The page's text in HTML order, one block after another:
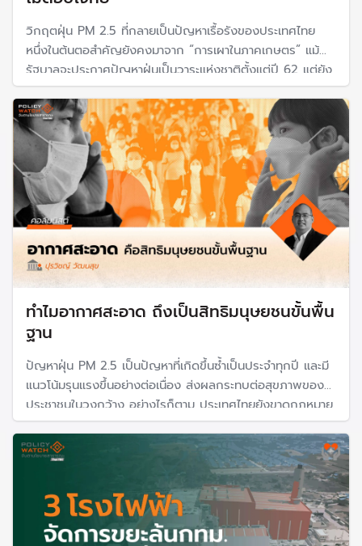
วิกฤตฝุ่น PM 2.5 ที่กลายเป็นปัญหาเรื้อรังของประเทศไทย
หนึ่งในต้นตอสำคัญยังคงมาจาก “การเผาในภาคเกษตร” แม้
รัฐบาลจะประกาศปัญหาฝุ่นเป็นวาระแห่งชาติตั้งแต่ปี 62 แต่ยัง
ไม่สามารถแก้ปัญหาการเผาได้ สถาบันวิจัยเศรษฐกิจป๋วย อึ้งภา
กรณ์ ชวนหาคำตอบว่าจะลดการเผาอย่างยั่งยืนได้อย่างไร
ทำไมอากาศสะอาด ถึงเป็นสิทธิมนุษยชนขั้นพื้น
ฐาน
ปัญหาฝุ่น PM 2.5 เป็นปัญหาที่เกิดขึ้นซ้ำเป็นประจำทุกปี และมี
แนวโน้มรุนแรงขึ้นอย่างต่อเนื่อง ส่งผลกระทบต่อสุขภาพของ
ประชาชนในวงกว้าง อย่างไรก็ตาม ประเทศไทยยังขาดกฎหมาย
และมาตรการดำเนินการที่จริงจังในการแก้ไขปัญหานี้ ทั้งที่
ปัญหาดังกล่าวเป็นวาระเร่งด่วนมาเป็นเวลานาน